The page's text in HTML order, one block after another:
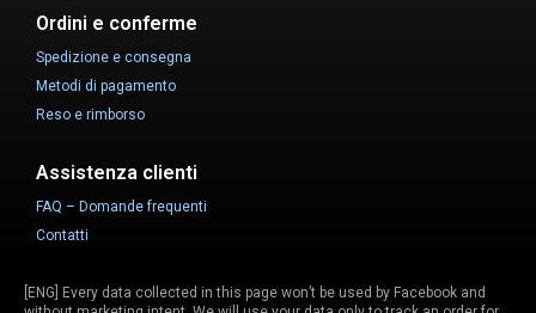
Ordini e conferme
Spedizione e consegna
Metodi di pagamento
Reso e rimborso
Assistenza clienti
FAQ – Domande frequenti
Contatti
[ENG] Every data collected in this page won’t be used by Facebook and